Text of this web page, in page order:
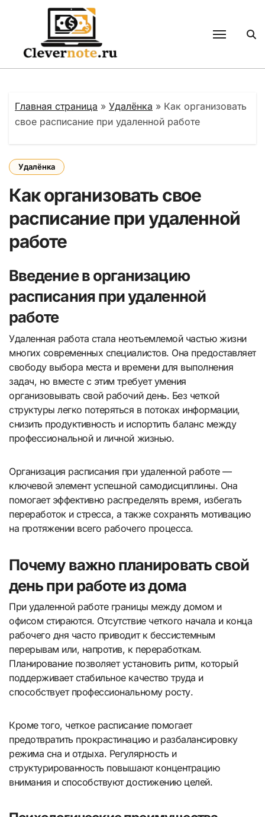
содержанию
Главная страница » Удалёнка » Как организовать
свое расписание при удаленной работе
Удалёнка
Как организовать свое
расписание при удаленной
работе
Введение в организацию
расписания при удаленной
работе
Удаленная работа стала неотъемлемой частью жизни
многих современных специалистов. Она предоставляет
свободу выбора места и времени для выполнения
задач, но вместе с этим требует умения
организовывать свой рабочий день. Без четкой
структуры легко потеряться в потоках информации,
снизить продуктивность и испортить баланс между
профессиональной и личной жизнью.
Организация расписания при удаленной работе —
ключевой элемент успешной самодисциплины. Она
помогает эффективно распределять время, избегать
переработок и стресса, а также сохранять мотивацию
на протяжении всего рабочего процесса.
Почему важно планировать свой
день при работе из дома
При удаленной работе границы между домом и
офисом стираются. Отсутствие четкого начала и конца
рабочего дня часто приводит к бессистемным
перерывам или, напротив, к переработкам.
Планирование позволяет установить ритм, который
поддерживает стабильное качество труда и
способствует профессиональному росту.
Кроме того, четкое расписание помогает
предотвратить прокрастинацию и разбалансировку
режима сна и отдыха. Регулярность и
структурированность повышают концентрацию
внимания и способствуют достижению целей.